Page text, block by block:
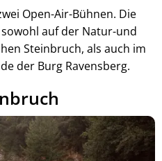
Open-Air-Bühnen. Die
auf der Natur-und
Steinbruch, als auch im
der Burg Ravensberg.